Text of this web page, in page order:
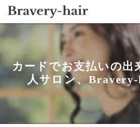
カードでお支払いの出
人サロン、